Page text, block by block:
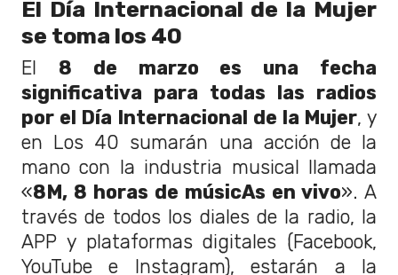
El Día Internacional de la Mujer
se toma los 40
El 8 de marzo es una fecha
significativa para todas las radios
por el Día Internacional de la Mujer, y
en Los 40 sumarán una acción de la
mano con la industria musical llamada
«8M, 8 horas de músicAs en vivo». A
través de todos los diales de la radio, la
APP y plataformas digitales (Facebook,
YouTube e Instagram), estarán a la